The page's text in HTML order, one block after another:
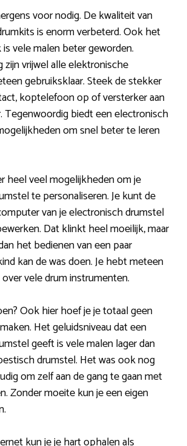
voor nodig. De kwaliteit van
is enorm verbeterd. Ook het
vele malen beter geworden.
zijn vrijwel alle elektronische
gebruiksklaar. Steek de stekker
koptelefoon op of versterker aan
Tegenwoordig biedt een electronisch
om snel beter te leren
heel veel mogelijkheden om je
te personaliseren. Je kunt de
van je electronisch drumstel
Dat klinkt heel moeilijk, maar
het bedienen van een paar
kan de was doen. Je hebt meteen
vele drum instrumenten.
Ook hier hoef je je totaal geen
Het geluidsniveau dat een
geeft is vele malen lager dan
drumstel. Het was ook nog
om zelf aan de gang te gaan met
Zonder moeite kun je een eigen
kun je je hart ophalen als